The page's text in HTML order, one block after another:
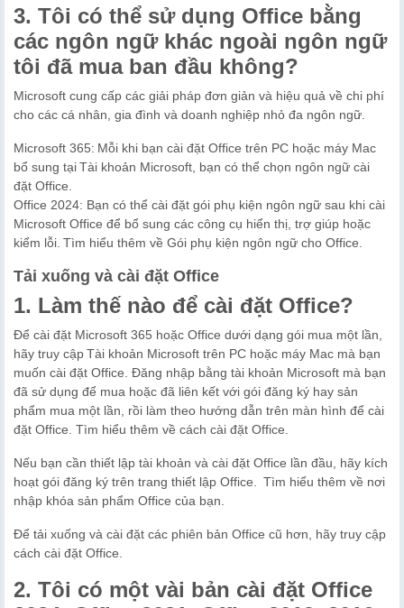
3. Tôi có thể sử dụng Office bằng
các ngôn ngữ khác ngoài ngôn ngữ
tôi đã mua ban đầu không?
Microsoft cung cấp các giải pháp đơn giản và hiệu quả về chi phí
cho các cá nhân, gia đình và doanh nghiệp nhỏ đa ngôn ngữ.
Microsoft 365: Mỗi khi bạn cài đặt Office trên PC hoặc máy Mac
bổ sung tại Tài khoản Microsoft, bạn có thể chọn ngôn ngữ cài
đặt Office.
Office 2024: Bạn có thể cài đặt gói phụ kiện ngôn ngữ sau khi cài
Microsoft Office để bổ sung các công cụ hiển thị, trợ giúp hoặc
kiểm lỗi. Tìm hiểu thêm về Gói phụ kiện ngôn ngữ cho Office.
Tải xuống và cài đặt Office
1. Làm thế nào để cài đặt Office?
Để cài đặt Microsoft 365 hoặc Office dưới dạng gói mua một lần,
hãy truy cập Tài khoản Microsoft trên PC hoặc máy Mac mà bạn
muốn cài đặt Office. Đăng nhập bằng tài khoản Microsoft mà bạn
đã sử dụng để mua hoặc đã liên kết với gói đăng ký hay sản
phẩm mua một lần, rồi làm theo hướng dẫn trên màn hình để cài
đặt Office. Tìm hiểu thêm về cách cài đặt Office.
Nếu bạn cần thiết lập tài khoản và cài đặt Office lần đầu, hãy kích
hoạt gói đăng ký trên trang thiết lập Office. Tìm hiểu thêm về nơi
nhập khóa sản phẩm Office của bạn.
Để tải xuống và cài đặt các phiên bản Office cũ hơn, hãy truy cập
cách cài đặt Office.
2. Tôi có một vài bản cài đặt Office